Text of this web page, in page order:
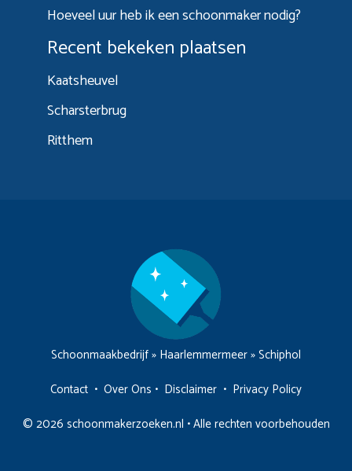
Hoeveel uur heb ik een schoonmaker nodig?
Recent bekeken plaatsen
Kaatsheuvel
Scharsterbrug
Ritthem
Schoonmaakbedrijf» Haarlemmermeer»Schiphol
Contact • Over Ons • Disclaimer • Privacy Policy
© 2026 schoonmakerzoeken.nl • Alle rechten voorbehouden